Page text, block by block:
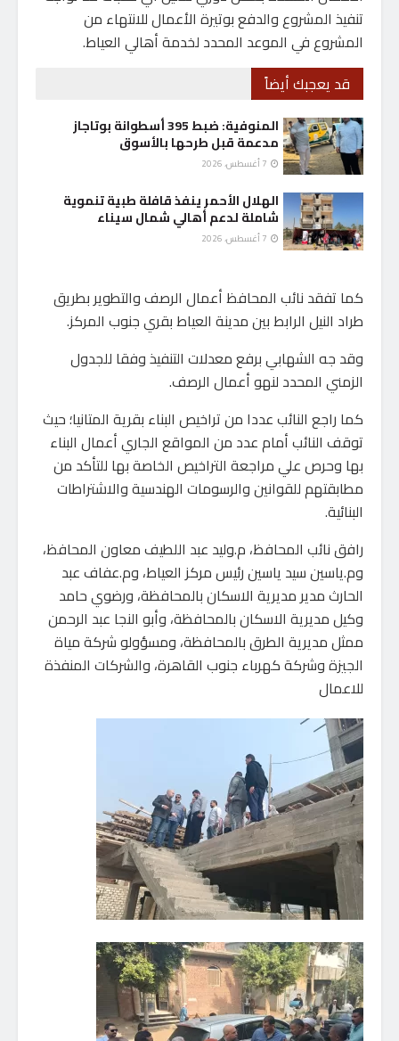
تنفيذ المشروع والدفع بوتيرة الأعمال للانتهاء من
المشروع في الموعد المحدد لخدمة أهالي العياط.
قد يعجبك أيضاً
المنوفية: ضبط 395 أسطوانة بوتاجاز
مدعمة قبل طرحها بالأسوق
الهلال الأحمر ينفذ قافلة طبية تنموية
شاملة لدعم أهالي شمال سيناء
كما تفقد نائب المحافظ أعمال الرصف والتطوير بطريق
طراد النيل الرابط بين مدينة العياط بقري جنوب المركز.
وقد جه الشهابي برفع معدلات التنفيذ وفقا للجدول
الزمني المحدد لنهو أعمال الرصف.
كما راجع النائب عددا من تراخيص البناء بقرية المتانيا؛ حيث
توقف النائب أمام عدد من المواقع الجاري أعمال البناء
بها وحرص علي مراجعة التراخيص الخاصة بها للتأكد من
مطابقتهم للقوانين والرسومات الهندسية والاشتراطات
البنائية.
رافق نائب المحافظ، م.وليد عبد اللطيف معاون المحافظ،
وم.ياسين سيد ياسين رئيس مركز العياط، وم.عفاف عبد
الحارث مدير مديرية الاسكان بالمحافظة، ورضوي حامد
وكيل مديرية الاسكان بالمحافظة، وأبو النجا عبد الرحمن
ممثل مديرية الطرق بالمحافظة، ومسؤولو شركة مياة
الجيزة وشركة كهرباء جنوب القاهرة، والشركات المنفذة
للاعمال